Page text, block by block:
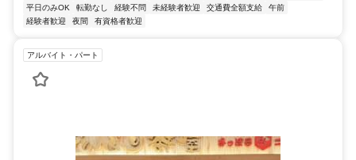
平日のみOK
転勤なし 経験不問 未経験者歓迎 交通費全額支給
午前
経験者歓迎
夜間 有資格者歓迎
アルバイト・パート